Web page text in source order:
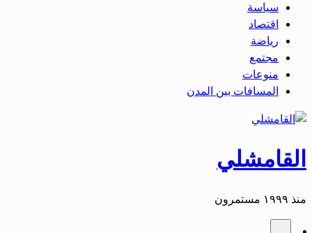
سياسة
اقتصاد
رياضة
مجتمع
منوعات
المسافات بين المدن
القامشلي
منذ ١٩٩٩ مستمرون